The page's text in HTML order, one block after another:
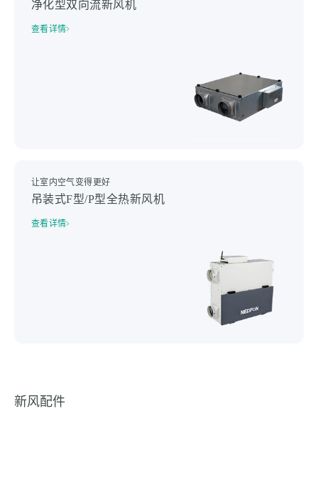
净化型双向流新风机
查看详情
让室内空气变得更好
吊装式F型/P型全热新风机
查看详情
新风配件